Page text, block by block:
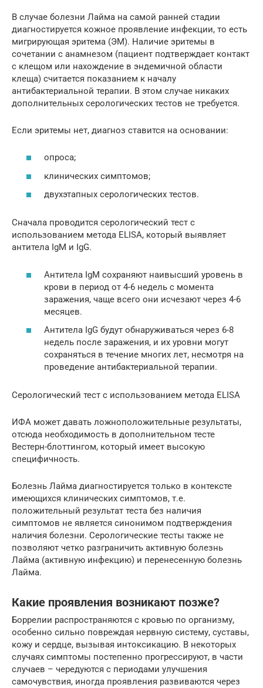
В случае болезни Лайма на самой ранней стадии
диагностируется кожное проявление инфекции, то есть
мигрирующая эритема (ЭМ). Наличие эритемы в
сочетании с анамнезом (пациент подтверждает контакт
с клещом или нахождение в эндемичной области
клеща) считается показанием к началу
антибактериальной терапии. В этом случае никаких
дополнительных серологических тестов не требуется.
Если эритемы нет, диагноз ставится на основании:
опроса;
клинических симптомов;
двухэтапных серологических тестов.
Сначала проводится серологический тест с
использованием метода ELISA, который выявляет
антитела IgM и IgG.
Антитела IgM сохраняют наивысший уровень в
крови в период от 4-6 недель с момента
заражения, чаще всего они исчезают через 4-6
месяцев.
Антитела IgG будут обнаруживаться через 6-8
недель после заражения, и их уровни могут
сохраняться в течение многих лет, несмотря на
проведение антибактериальной терапии.
Серологический тест с использованием метода ELISA
ИФА может давать ложноположительные результаты,
отсюда необходимость в дополнительном тесте
Вестерн-блоттингом, который имеет высокую
специфичность.
Болезнь Лайма диагностируется только в контексте
имеющихся клинических симптомов, т.е.
положительный результат теста без наличия
симптомов не является синонимом подтверждения
наличия болезни. Серологические тесты также не
позволяют четко разграничить активную болезнь
Лайма (активную инфекцию) и перенесенную болезнь
Лайма.
Какие проявления возникают позже?
Боррелии распространяются с кровью по организму,
особенно сильно повреждая нервную систему, суставы,
кожу и сердце, вызывая интоксикацию. В некоторых
случаях симптомы постепенно прогрессируют, в части
случаев – чередуются с периодами улучшения
самочувствия, иногда проявления развиваются через